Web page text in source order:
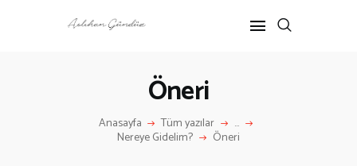
Öneri
Anasayfa Tüm yazılar ...
Nereye Gidelim? Öneri
RÖPORTAJ